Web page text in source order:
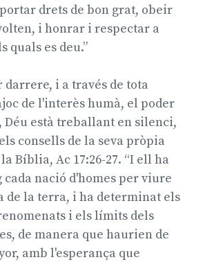
drets de bon grat, obeir
i honrar i respectar a
quals es deu.”
darrere, i a través de tota
de l'interès humà, el poder
Déu està treballant en silenci,
consells de la seva pròpia
Bíblia, Ac 17:26-27. “I ell ha
cada nació d'homes per viure
de la terra, i ha determinat els
i els límits dels
de manera que haurien de
amb l'esperança que